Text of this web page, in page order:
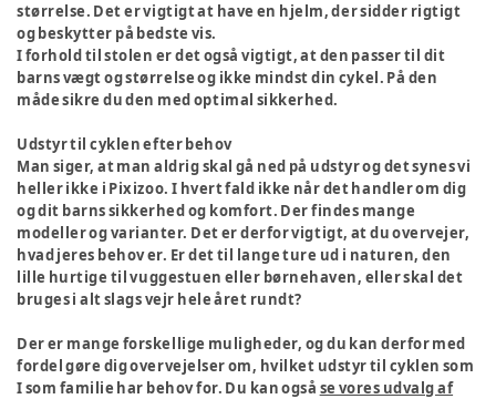
størrelse. Det er vigtigt at have en hjelm, der sidder rigtigt
og beskytter på bedste vis.
I forhold til stolen er det også vigtigt, at den passer til dit
barns vægt og størrelse og ikke mindst din cykel. På den
måde sikre du den med optimal sikkerhed.
Udstyr til cyklen efter behov
Man siger, at man aldrig skal gå ned på udstyr og det synes vi
heller ikke i Pixizoo. I hvert fald ikke når det handler om dig
og dit barns sikkerhed og komfort. Der findes mange
modeller og varianter. Det er derfor vigtigt, at du overvejer,
hvad jeres behov er. Er det til lange ture ud i naturen, den
lille hurtige til vuggestuen eller børnehaven, eller skal det
bruges i alt slags vejr hele året rundt?
Der er mange forskellige muligheder, og du kan derfor med
fordel gøre dig overvejelser om, hvilket udstyr til cyklen som
I som familie har behov for. Du kan også se vores udvalg af